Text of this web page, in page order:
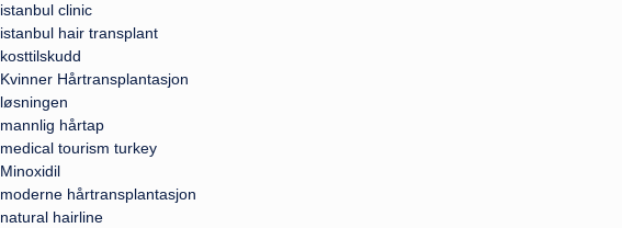
istanbul clinic
istanbul hair transplant
kosttilskudd
Kvinner Hårtransplantasjon
løsningen
mannlig hårtap
medical tourism turkey
Minoxidil
moderne hårtransplantasjon
natural hairline